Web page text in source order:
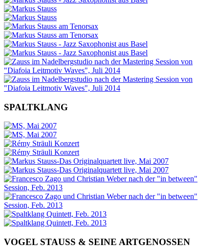
SPALTKLANG
VOGEL STAUSS & SEINE ARTGENOSSEN